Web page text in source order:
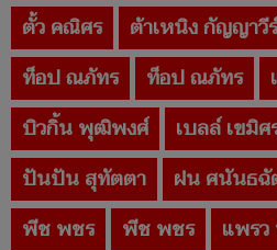
ตั้ว คณิศร
ต้าเหนิง กัญญาวีร์
ท็อป ณภัทร
ท็อป ณภัทร
บิวกิ้น พุฒิพงศ์
เบลล์ เขมิศ
ปันปัน สุทัตตา
ฝน ศนันธฉั
พีช พชร
พีช พชร
แพร